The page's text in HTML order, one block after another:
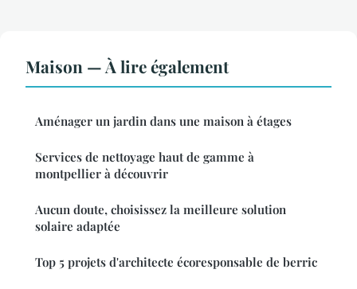
Maison — À lire également
Aménager un jardin dans une maison à étages
Services de nettoyage haut de gamme à
montpellier à découvrir
Aucun doute, choisissez la meilleure solution
solaire adaptée
Top 5 projets d'architecte écoresponsable de berric